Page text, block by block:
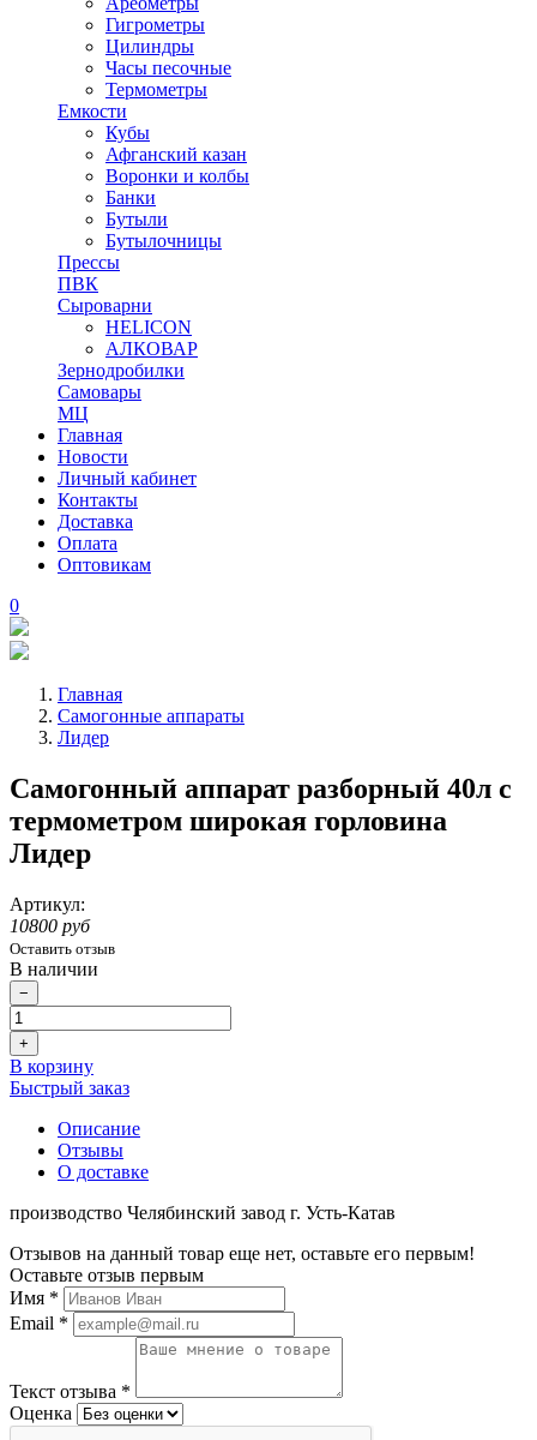
Гигрометры
Цилиндры
Часы песочные
Термометры
Емкости
Кубы
Афганский казан
Воронки и колбы
Банки
Бутыли
Бутылочницы
Прессы
ПВК
Сыроварни
HELICON
АЛКОВАР
Зернодробилки
Самовары
МЦ
Главная
Новости
Личный кабинет
Контакты
Доставка
Оплата
Оптовикам
0
Главная
Самогонные аппараты
Лидер
Самогонный аппарат разборный 40л с
термометром широкая горловина
Лидер
Артикул:
10800 руб
Оставить отзыв
В наличии
−
+
В корзину
Быстрый заказ
Описание
Отзывы
О доставке
производство Челябинский завод г. Усть-Катав
Отзывов на данный товар еще нет, оставьте его первым!
Оставьте отзыв первым
Имя *
Email *
Текст отзыва *
Оценка